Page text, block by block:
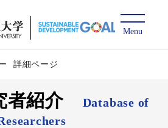
詳細ページ
者紹介
Database of